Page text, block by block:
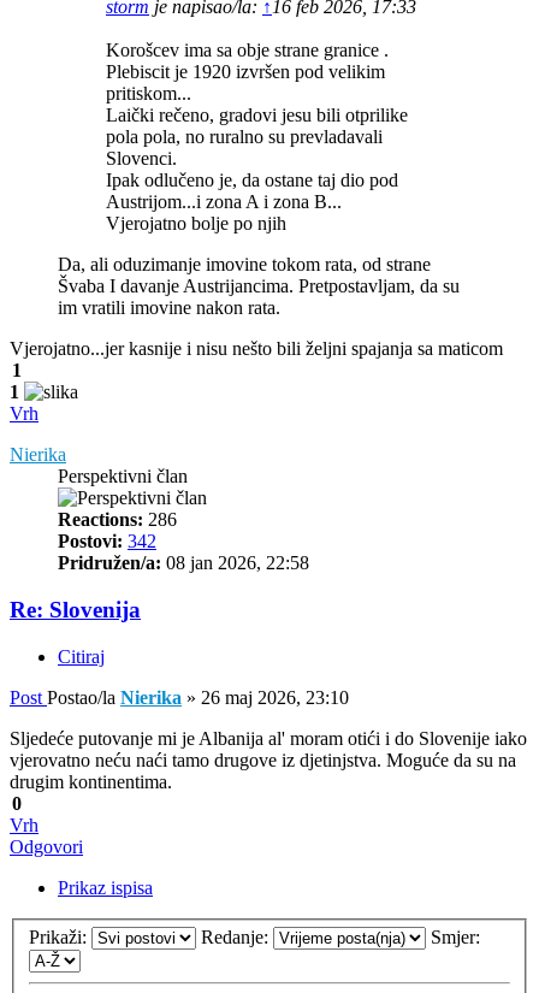
storm je napisao/la: ↑ 16 feb 2026, 17:33
Korošcev ima sa obje strane granice .
Plebiscit je 1920 izvršen pod velikim
pritiskom...
Laički rečeno, gradovi jesu bili otprilike
pola pola, no ruralno su prevladavali
Slovenci.
Ipak odlučeno je, da ostane taj dio pod
Austrijom...i zona A i zona B...
Vjerojatno bolje po njih
Da, ali oduzimanje imovine tokom rata, od strane
Švaba I davanje Austrijancima. Pretpostavljam, da su
im vratili imovine nakon rata.
Vjerojatno...jer kasnije i nisu nešto bili željni spajanja sa maticom
1
1
Vrh
Nierika
Perspektivni član
Reactions: 286
Postovi: 342
Pridružen/a: 08 jan 2026, 22:58
Re: Slovenija
Citiraj
Post Postao/la Nierika » 26 maj 2026, 23:10
Sljedeće putovanje mi je Albanija al' moram otići i do Slovenije iako
vjerovatno neću naći tamo drugove iz djetinjstva. Moguće da su na
drugim kontinentima.
0
Vrh
Odgovori
Prikaz ispisa
Prikaži: Redanje: Smjer: